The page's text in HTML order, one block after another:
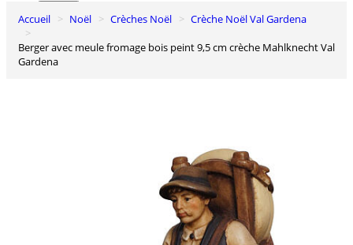
0
Accueil Noël Crèches Noël
Crèche Noël Val Gardena
Berger avec meule fromage bois peint 9,5 cm crèche Mahlknecht Val
Gardena